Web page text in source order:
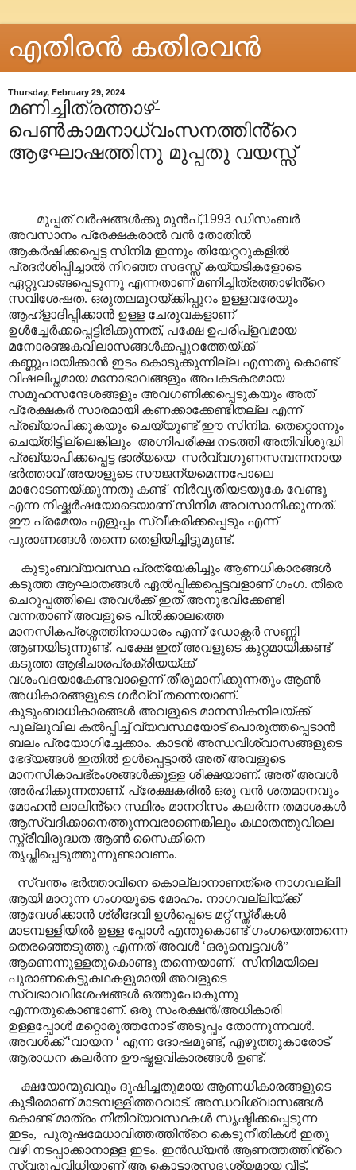
എതിരന്‍ കതിരവന്‍
Thursday, February 29, 2024
മണിച്ചിത്രത്താഴ്-
പെൺകാമനാധ്വംസനത്തിൻ്റെ
ആഘോഷത്തിനു മുപ്പതു വയസ്സ്
മുപ്പത് വർഷങ്ങൾക്കു മുൻപ്,1993 ഡിസംബർ
അവസാനം പ്രേക്ഷകരാൽ വൻ തോതിൽ
ആകർഷിക്കപ്പെട്ട സിനിമ ഇന്നും തിയേറ്ററുകളിൽ
പ്രദർശിപ്പിച്ചാൽ നിറഞ്ഞ സദസ്സ് കയ്യടികളോടെ
ഏറ്റുവാങ്ങപ്പെടുന്നു എന്നതാണ് മണിച്ചിത്രത്താഴിൻ്റെ
സവിശേഷത. ഒരുതലമുറയ്ക്കിപ്പുറം ഉള്ളവരേയും
ആഹ്ളാദിപ്പിക്കാൻ ഉള്ള ചേരുവകളാണ്
ഉൾച്ചേർക്കപ്പെട്ടിരിക്കുന്നത്, പക്ഷേ ഉപരിപ്ളവമായ
മനോരഞ്ജകവിലാസങ്ങൾക്കപ്പുറത്തേയ്ക്ക്
കണ്ണുപായിക്കാൻ ഇടം കൊടുക്കുന്നില്ല എന്നതു കൊണ്ട്
വിഷലിപ്തമായ മനോഭാവങ്ങളും അപകടകരമായ
സമൂഹസന്ദേശങ്ങളും അവഗണിക്കപ്പെടുകയും അത്
പ്രേക്ഷകർ സാരമായി കണക്കാക്കേണ്ടിതല്ല എന്ന്
പ്രഖ്യാപിക്കുകയും ചെയ്യുണ്ട് ഈ സിനിമ. തെറ്റൊന്നും
ചെയ്തിട്ടില്ലെങ്കിലും അഗ്നിപരീക്ഷ നടത്തി അതിവിശുദ്ധി
പ്രഖ്യാപിക്കപ്പെട്ട ഭാര്യയെ സർവ്വഗുണസമ്പന്നനായ
ഭർത്താവ് അയാളുടെ സൗജന്യമെന്നപോലെ
മാറോടണയ്ക്കുന്നതു കണ്ട് നിർവൃതിയടയുകേ വേണ്ടൂ
എന്ന നിഷ്ക്കർഷയോടെയാണ് സിനിമ അവസാനിക്കുന്നത്.
ഈ പ്രമേയം എളുപ്പം സ്വീകരിക്കപ്പെടും എന്ന്
പുരാണങ്ങൾ തന്നെ തെളിയിച്ചിട്ടുമുണ്ട്.
കുടുംബവ്യവസ്ഥ പ്രത്യേകിച്ചും ആണധികാരങ്ങൾ
കടുത്ത ആഘാതങ്ങൾ ഏൽപ്പിക്കപ്പെട്ടവളാണ് ഗംഗ. തീരെ
ചെറുപ്പത്തിലെ അവൾക്ക് ഇത് അനുഭവിക്കേണ്ടി
വന്നതാണ് അവളുടെ പിൽക്കാലത്തെ
മാനസികപ്രശ്നത്തിനാധാരം എന്ന് ഡോക്റ്റർ സണ്ണി
ആണയിടുന്നുണ്ട്. പക്ഷേ ഇത് അവളുടെ കുറ്റമായിക്കണ്ട്
കടുത്ത ആഭിചാരപ്രക്രിയയ്ക്ക്
വശംവദയാകേണ്ടവാളെന്ന് തീരുമാനിക്കുന്നതും ആൺ
അധികാരങ്ങളുടെ ഗർവ്വ് തന്നെയാണ്.
കുടുംബാധികാരങ്ങൾ അവളുടെ മാനസികനിലയ്ക്ക്
പുല്ലുവില കൽപ്പിച്ച് വ്യവസ്ഥയോട് പൊരുത്തപ്പെടാൻ
ബലം പ്രയോഗിച്ചേക്കാം. കാടൻ അന്ധവിശ്വാസങ്ങളുടെ
ഭേദ്യങ്ങൾ ഇതിൽ ഉൾപ്പെട്ടാൽ അത് അവളുടെ
മാനസികാപഭ്രംശങ്ങൾക്കുള്ള ശിക്ഷയാണ്. അത് അവൾ
അർഹിക്കുന്നതാണ്. പ്രേക്ഷകരിൽ ഒരു വൻ ശതമാനവും
മോഹൻ ലാലിൻ്റെ സ്ഥിരം മാനറിസം കലർന്ന തമാശകൾ
ആസ്വദിക്കാനെത്തുന്നവരാണെങ്കിലും കഥാതന്തുവിലെ
സ്ത്രീവിരുദ്ധത ആൺ സൈക്കിനെ
തൃപ്തിപ്പെടുത്തുന്നുണ്ടാവണം.
സ്വന്തം ഭർത്താവിനെ കൊല്ലാനാണത്രെ നാഗവല്ലി
ആയി മാറുന്ന ഗംഗയുടെ മോഹം. നാഗവല്ലിയ്ക്ക്
ആവേശിക്കാൻ ശ്രീദേവി ഉൾപ്പെടെ മറ്റ് സ്ത്രീകൾ
മാടമ്പള്ളിയിൽ ഉള്ള പ്പോൾ എന്തുകൊണ്ട് ഗംഗയെത്തന്നെ
തെരഞ്ഞെടുത്തു എന്നത് അവൾ ‘ഒരുമ്പെട്ടവൾ”
ആണെന്നുള്ളതുകൊണ്ടു തന്നെയാണ്. സിനിമയിലെ
പുരാണകെട്ടുകഥകളുമായി അവളുടെ
സ്വഭാവവിശേഷങ്ങൾ ഒത്തുപോകുന്നു
എന്നതുകൊണ്ടാണ്. ഒരു സംരക്ഷൻ/അധികാരി
ഉള്ളപ്പോൾ മറ്റൊരുത്തനോട് അടുപ്പം തോന്നുന്നവൾ.
അവൾക്ക്‘വായന ‘ എന്ന ദോഷമുണ്ട്, എഴുത്തുകാരോട്
ആരാധന കലർന്ന ഊഷ്മളവികാരങ്ങൾ ഉണ്ട്.
ക്ഷയോന്മുഖവും ദുഷിച്ചതുമായ ആണധികാരങ്ങളുടെ
കുടീരമാണ് മാടമ്പള്ളിത്തറവാട്. അന്ധവിശ്വാസങ്ങൾ
കൊണ്ട് മാത്രം നീതിവ്യവസ്ഥകൾ സൃഷ്ടിക്കപ്പെടുന്ന
ഇടം, പുരുഷമേധാവിത്തത്തിൻ്റെ കെടുനീതികൾ ഇതു
വഴി നടപ്പാക്കാനാള്ള ഇടം. ഇൻഡ്യൻ ആണത്തത്തിൻ്റെ
സ്വരൂപവിധിയാണ് ആ കൊട്ടാരസദൃശ്യമായ വീട്.